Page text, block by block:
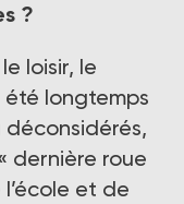
?
loisir, le
longtemps
dernière roue
et de